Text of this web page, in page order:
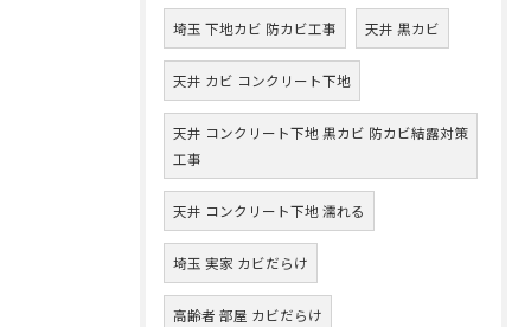
埼玉 下地カビ 防カビ工事 天井 黒カビ
天井 カビ コンクリート下地
天井 コンクリート下地 黒カビ 防カビ結露対策
工事
天井 コンクリート下地 濡れる
埼玉 実家 カビだらけ
高齢者 部屋 カビだらけ